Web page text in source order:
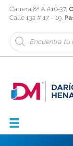
Carrera 8ª A #16-37,
Calle 13a # 17 – 19,
Búsqueda
de
productos